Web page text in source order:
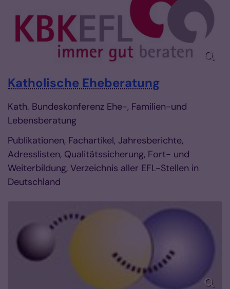
Katholische Eheberatung
Kath. Bundeskonferenz Ehe-, Familien-und
Lebensberatung
Publikationen, Fachartikel, Jahresberichte,
Adresslisten, Qualitätssicherung, Fort- und
Weiterbildung, Verzeichnis aller EFL-Stellen in
Deutschland